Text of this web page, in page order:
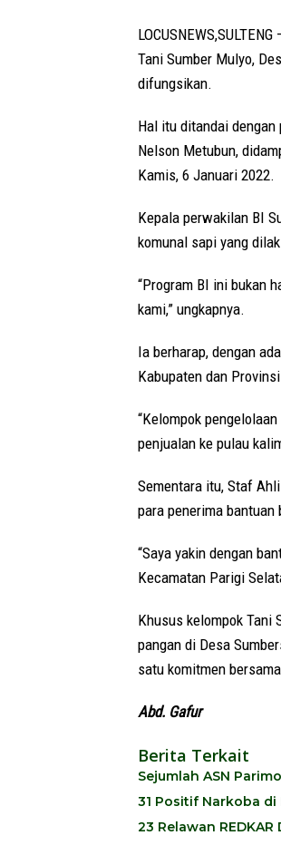
Tani Sumber Mulyo,
difungsikan.
Hal itu ditandai
Nelson Metubun,
Kamis, 6 Januari 2022.
Kepala perwakilan BI
komunal sapi yang
“Program BI ini bukan
kami,” ungkapnya.
Ia berharap, dengan
Kabupaten dan
“Kelompok
penjualan ke pulau
Sementara itu, Staf
para penerima
“Saya yakin dengan
Kecamatan Parigi
Khusus kelompok Tani
pangan di Desa
satu komitmen
Abd. Gafur
Berita Terkait
Sejumlah ASN
31 Positif Narkoba di
23 Relawan